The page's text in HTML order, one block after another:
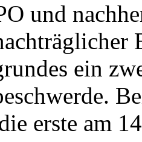
und
ein
erste am